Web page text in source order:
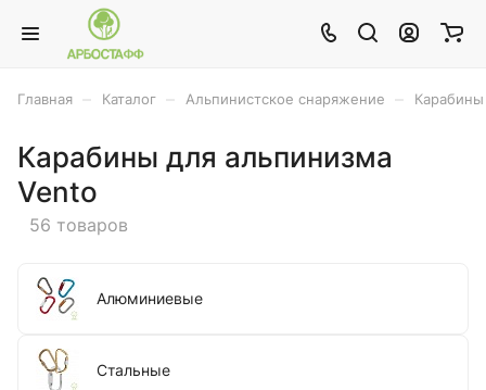
Главная Каталог Альпинистское снаряжение
Карабины для альпинизма
Vento
56 товаров
Алюминиевые
Стальные